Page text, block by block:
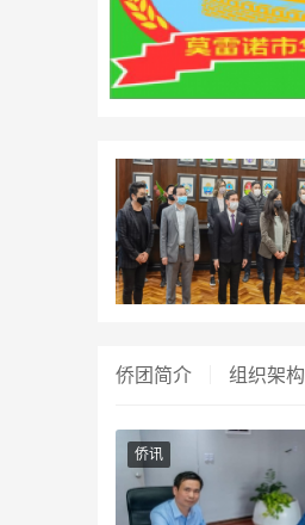
侨团简介 组织架构
阿根廷莫雷诺市华人商会
侨讯